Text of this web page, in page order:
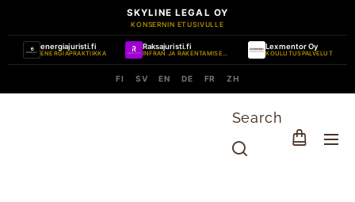
SKYLINE LEGAL OY
KONSERNIN ETUSIVULLE
energiajuristi.fi
ENERGIAPRAKTIIKKA
Raksajuristi.fi
INFRAN JA RAKENTAMISEN PRAKTIIKKA
Lexmentor Oy
KOULUTUSPALVELUT
FI SV EN DE FR ZH
Search